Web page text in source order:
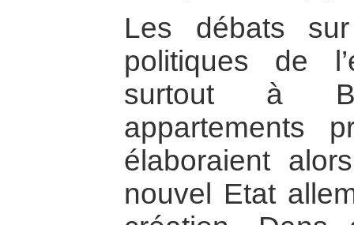
Les débats
politiques de
surtout à
appartements
élaboraient
nouvel Etat